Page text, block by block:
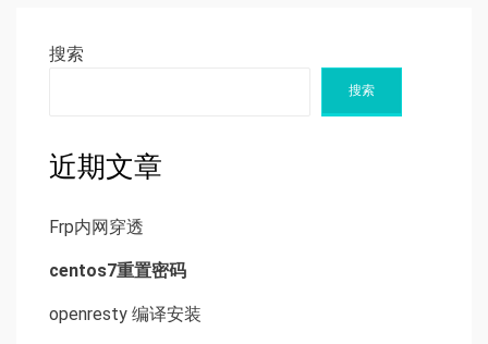
搜索
搜索
近期文章
Frp内网穿透
centos7重置密码
openresty 编译安装